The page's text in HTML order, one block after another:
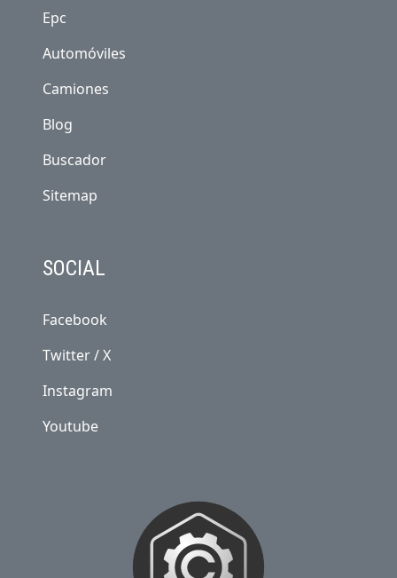
Epc
Automóviles
Camiones
Blog
Buscador
Sitemap
SOCIAL
Facebook
Twitter / X
Instagram
Youtube
NOSOTROS